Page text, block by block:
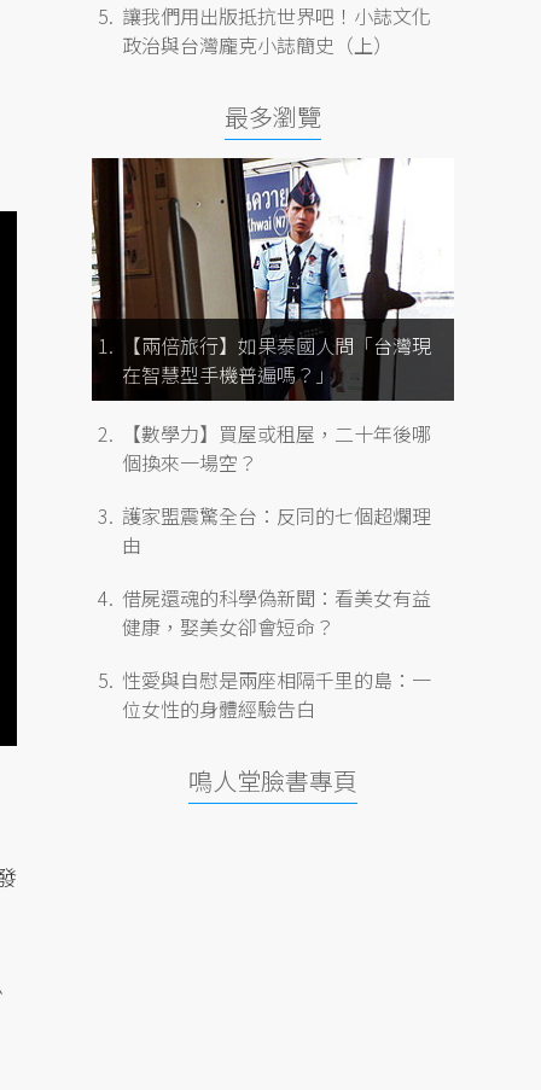
讓我們用出版抵抗世界吧！小誌文化
政治與台灣龐克小誌簡史（上）
最多瀏覽
【兩倍旅行】如果泰國人問「台灣現
在智慧型手機普遍嗎？」
【數學力】買屋或租屋，二十年後哪
個換來一場空？
護家盟震驚全台：反同的七個超爛理
由
借屍還魂的科學偽新聞：看美女有益
健康，娶美女卻會短命？
性愛與自慰是兩座相隔千里的島：一
位女性的身體經驗告白
鳴人堂臉書專頁